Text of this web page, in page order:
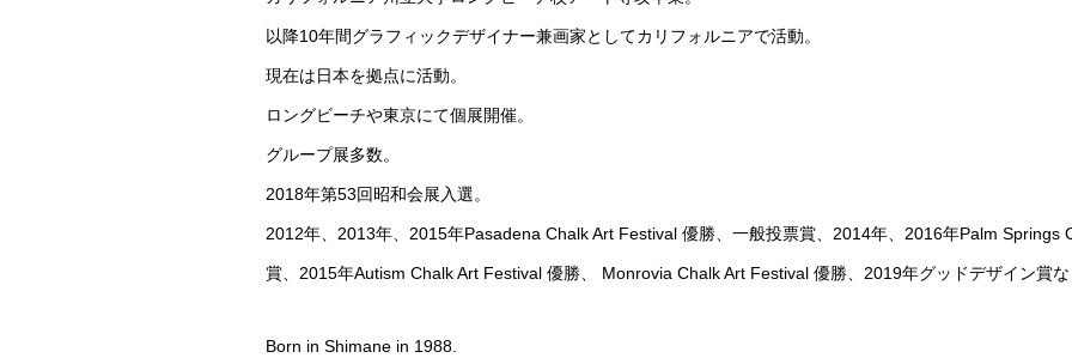
以降10年間グラフィックデザイナー兼画家としてカリフォルニアで活動。
現在は日本を拠点に活動。
ロングビーチや東京にて個展開催。
グループ展多数。
2018年第53回昭和会展入選。
2012年、2013年、2015年Pasadena Chalk Art Festival 優勝、一般投票賞、2014年、2016年Palm Springs
賞、2015年Autism Chalk Art Festival 優勝、 Monrovia Chalk Art Festival 優勝、2019年グッドデザイン賞
Born in Shimane in 1988.